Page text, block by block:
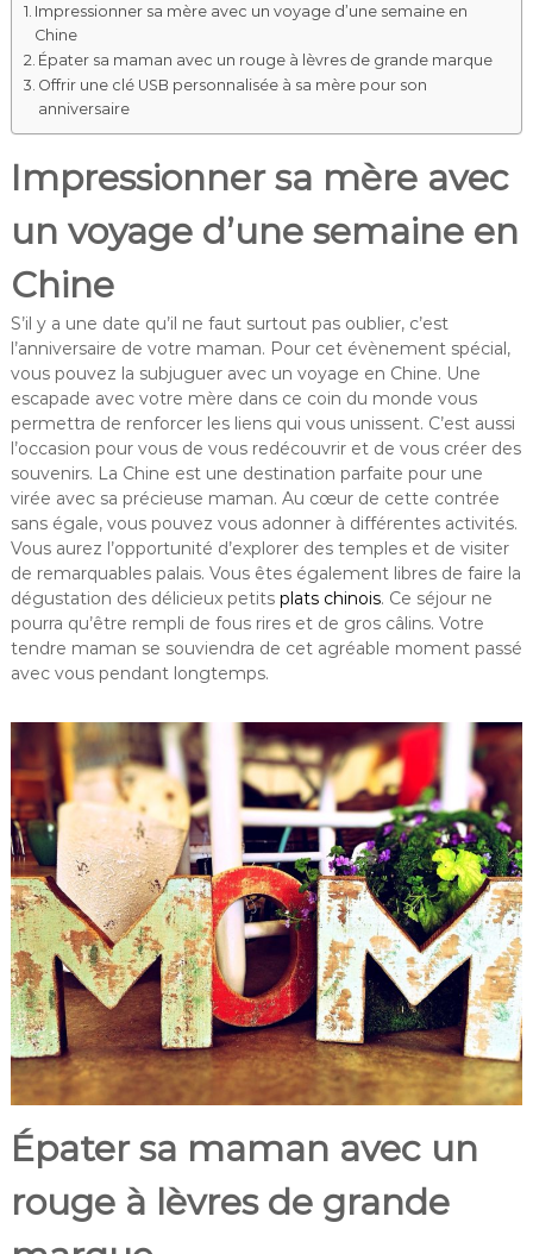
Impressionner sa mère avec un voyage d’une semaine en
Chine
Épater sa maman avec un rouge à lèvres de grande marque
Offrir une clé USB personnalisée à sa mère pour son
anniversaire
Impressionner sa mère avec
un voyage d’une semaine en
Chine
S’il y a une date qu’il ne faut surtout pas oublier, c’est
l’anniversaire de votre maman. Pour cet évènement spécial,
vous pouvez la subjuguer avec un voyage en Chine. Une
escapade avec votre mère dans ce coin du monde vous
permettra de renforcer les liens qui vous unissent. C’est aussi
l’occasion pour vous de vous redécouvrir et de vous créer des
souvenirs. La Chine est une destination parfaite pour une
virée avec sa précieuse maman. Au cœur de cette contrée
sans égale, vous pouvez vous adonner à différentes activités.
Vous aurez l’opportunité d’explorer des temples et de visiter
de remarquables palais. Vous êtes également libres de faire la
dégustation des délicieux petits plats chinois. Ce séjour ne
pourra qu’être rempli de fous rires et de gros câlins. Votre
tendre maman se souviendra de cet agréable moment passé
avec vous pendant longtemps.
Épater sa maman avec un
rouge à lèvres de grande